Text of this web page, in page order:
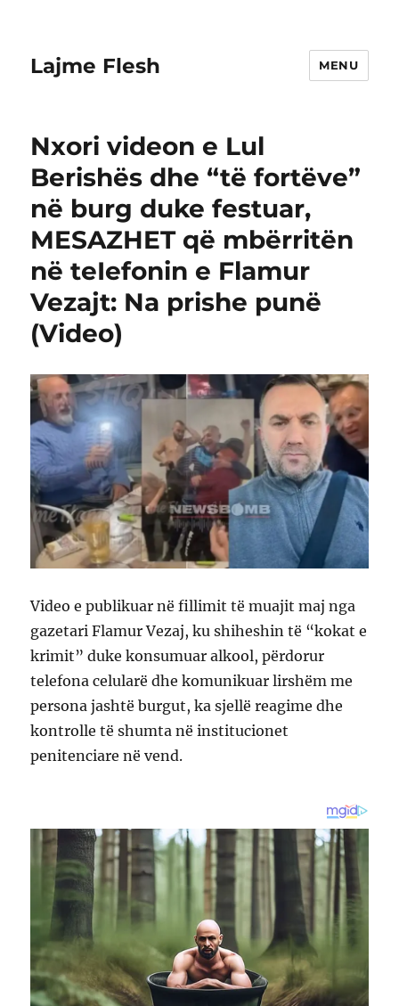
Lajme Flesh MENU
Nxori videon e Lul
Berishës dhe “të fortëve”
në burg duke festuar,
MESAZHET që mbërritën
në teIefonin e Flamur
Vezajt: Na prishe punë
(Video)
Video e publikuar në fillimit të muajit maj nga
gazetari Flamur Vezaj, ku shiheshin të “kokat e
krimit” duke konsumuar alkool, përdorur
telefona celularë dhe komunikuar lirshëm me
persona jashtë burgut, ka sjellë reagime dhe
kontrolle të shumta në institucionet
penitenciare në vend.